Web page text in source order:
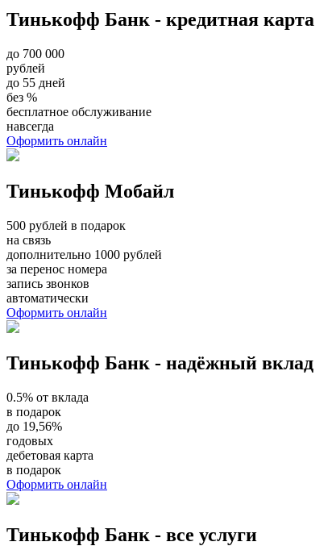
Тинькофф Банк - кредитная карта
до 700 000
рублей
до 55 дней
без %
бесплатное обслуживание
навсегда
Оформить онлайн
Тинькофф Мобайл
500 рублей в подарок
на связь
дополнительно 1000 рублей
за перенос номера
запись звонков
автоматически
Оформить онлайн
Тинькофф Банк - надёжный вклад
0.5% от вклада
в подарок
до 19,56%
годовых
дебетовая карта
в подарок
Оформить онлайн
Тинькофф Банк - все услуги